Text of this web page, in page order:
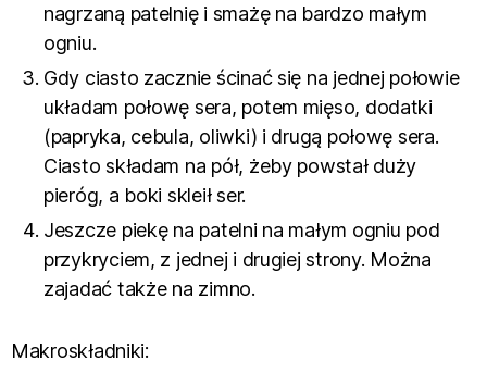
nagrzaną patelnię i smażę na bardzo małym
ogniu.
Gdy ciasto zacznie ścinać się na jednej połowie
układam połowę sera, potem mięso, dodatki
(papryka, cebula, oliwki) i drugą połowę sera.
Ciasto składam na pół, żeby powstał duży
pieróg, a boki skleił ser.
Jeszcze piekę na patelni na małym ogniu pod
przykryciem, z jednej i drugiej strony. Można
zajadać także na zimno.
Makroskładniki: